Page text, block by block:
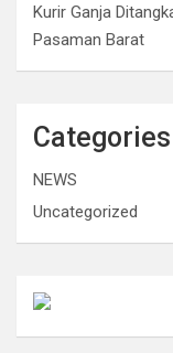
Kurir Ganja
Pasaman Barat
Categories
NEWS
Uncategorized